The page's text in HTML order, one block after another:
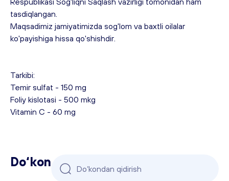
tasdiqlangan.
Maqsadimiz jamiyatimizda sog'lom va baxtli oilalar
ko'payishiga hissa qo'shishdir.
Tarkibi:
Temir sulfat - 150 mg
Foliy kislotasi - 500 mkg
Vitamin C - 60 mg
Do‘kon Do‘kondan qidirish